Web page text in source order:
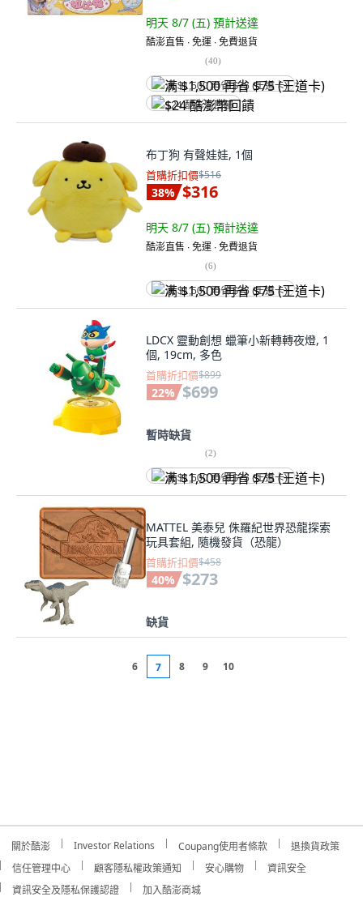
明天 8/7 (五) 預計送達
酷澎直售 ∙ 免運 ∙ 免費退貨
(40)
满 $1,500 再省 $75 (王道卡)
$24 酷澎幣回饋
布丁狗 有聲娃娃, 1個
首購折扣價$516
38% $316
明天 8/7 (五) 預計送達
酷澎直售 ∙ 免運 ∙ 免費退貨
(6)
满 $1,500 再省 $75 (王道卡)
LDCX 靈動創想 蠟筆小新轉轉夜燈, 1
個, 19cm, 多色
首購折扣價$899
22% $699
暫時缺貨
(2)
满 $1,500 再省 $75 (王道卡)
MATTEL 美泰兒 侏羅紀世界恐龍探索
玩具套組, 隨機發貨（恐龍）
首購折扣價$458
40% $273
缺貨
6 7 8 9 10
關於酷澎 Investor Relations Coupang使用者條款
退換貨政策
信任管理中心
顧客隱私權政策通知 安心購物
資訊安全
資訊安全及隱私保護認證
加入酷澎商城